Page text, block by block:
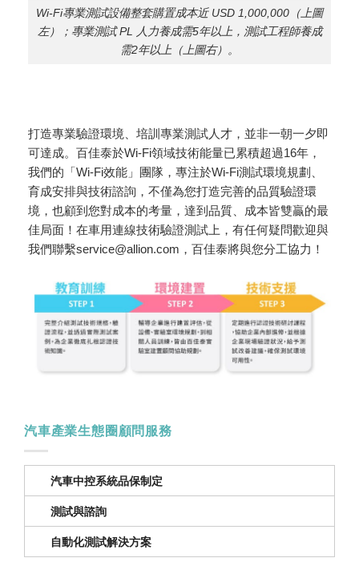
Wi-Fi專業測試設備整套購置成本近 USD 1,000,000（上圖
左）；專業測試 PL 人力養成需5年以上，測試工程師養成
需2年以上（上圖右）。
打造專業驗證環境、培訓專業測試人才，並非一朝一夕即
可達成。百佳泰於Wi-Fi領域技術能量已累積超過16年，
我們的「Wi-Fi效能」團隊，專注於Wi-Fi測試環境規劃、
育成安排與技術諮詢，不僅為您打造完善的品質驗證環
境，也顧到您對成本的考量，達到品質、成本皆雙贏的最
佳局面！在車用連線技術驗證測試上，有任何疑問歡迎與
我們聯繫service@allion.com，百佳泰將與您分工協力！
汽車產業生態圈顧問服務
汽車中控系統品保制定
測試與諮詢
自動化測試解決方案